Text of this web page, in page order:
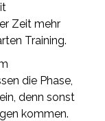
Zeit mehr
Training.
die Phase,
denn sonst
kommen.